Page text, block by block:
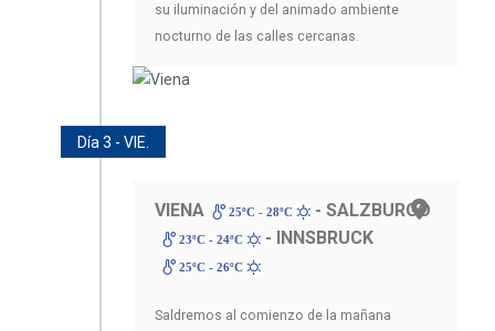
su iluminación y del animado ambiente
nocturno de las calles cercanas.
Día 3 - VIE.
VIENA 25ºC - 28ºC - SALZBURGO
23ºC - 24ºC - INNSBRUCK
25ºC - 26ºC
Saldremos al comienzo de la mañana